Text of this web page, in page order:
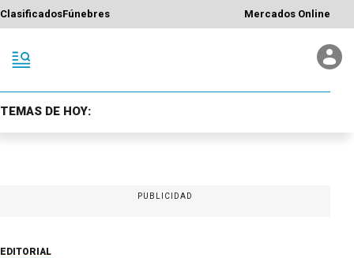
ClasificadosFúnebres Mercados Online
TEMAS DE HOY:
PUBLICIDAD
EDITORIAL